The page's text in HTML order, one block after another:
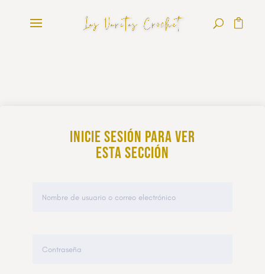
Inicie sesión para ver
esta sección